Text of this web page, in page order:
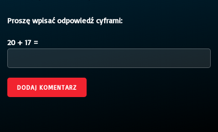
Proszę wpisać odpowiedź cyframi:
20 + 17 =